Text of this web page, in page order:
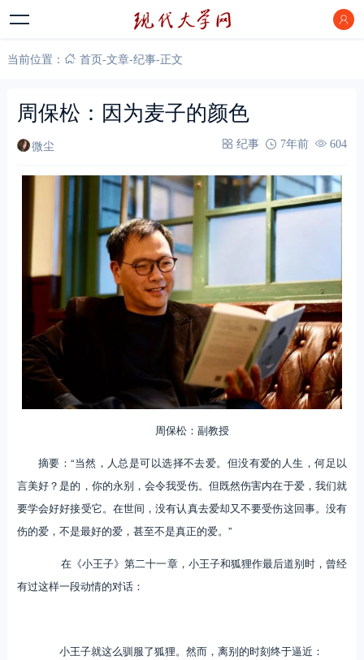
当前位置： 首页-文章-纪事-正文
周保松：因为麦子的颜色
微尘 纪事 7年前 604
周保松：副教授
摘要：“当然，人总是可以选择不去爱。但没有爱的人生，何足以
言美好？是的，你的永别，会令我受伤。但既然伤害内在于爱，我们就
要学会好好接受它。在世间，没有认真去爱却又不要受伤这回事。没有
伤的爱，不是最好的爱，甚至不是真正的爱。”
在《小王子》第二十一章，小王子和狐狸作最后道别时，曾经
有过这样一段动情的对话：
小王子就这么驯服了狐狸。然而，离别的时刻终于逼近：